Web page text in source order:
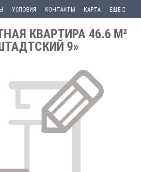
УСЛОВИЯ КОНТАКТЫ КАРТА ЕЩЕ
КВАРТИРА 46.6 М²
9»